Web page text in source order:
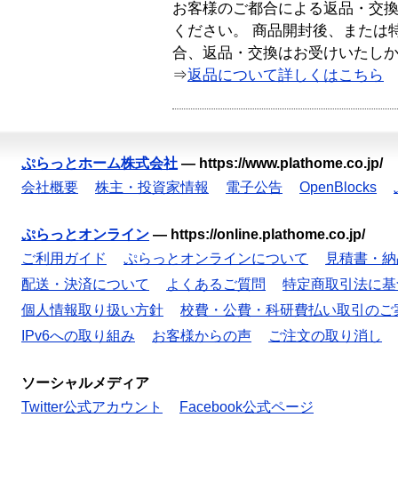
お客様のご都合による返品・交
ください。 商品開封後、または
合、返品・交換はお受けいたし
⇒返品について詳しくはこちら
ぷらっとホーム株式会社 — https://www.plathome.co.jp/
会社概要
株主・投資家情報 電子公告 OpenBlocks
ぷらっとオンライン — https://online.plathome.co.jp/
ご利用ガイド
ぷらっとオンラインについて
見積書・
配送・決済について
よくあるご質問
特定商取引法に
個人情報取り扱い方針
校費・公費・科研費払い取引のご
IPv6への取り組み
お客様からの声 ご注文の取り消し
ソーシャルメディア
Twitter公式アカウント
Facebook公式ページ